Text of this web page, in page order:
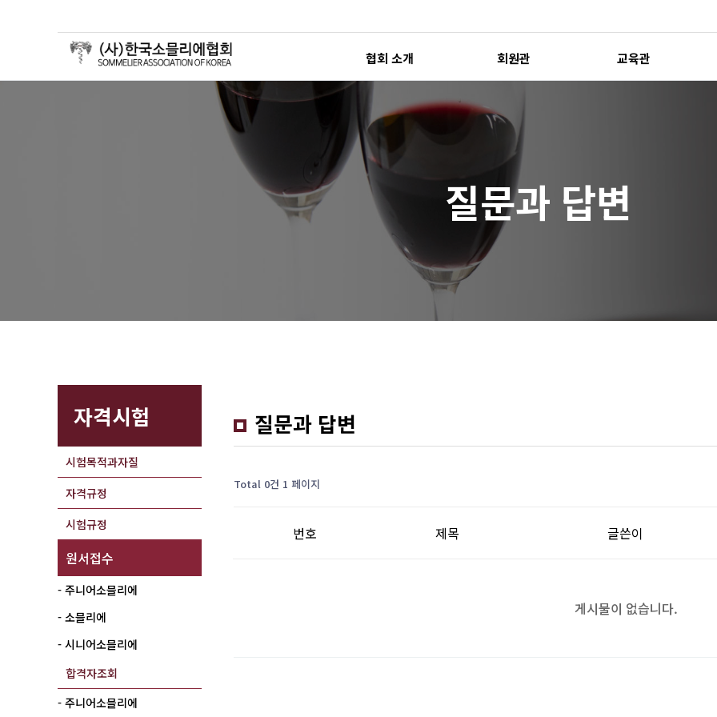
협회 소개 회원관 교육관
질문과 답변
자격시험
시험목적과자질
자격규정
시험규정
원서접수
- 주니어소믈리에
- 소믈리에
- 시니어소믈리에
합격자조회
- 주니어소믈리에
질문과 답변
Total 0건 1 페이지
번호 제목 글쓴이
게시물이 없습니다.